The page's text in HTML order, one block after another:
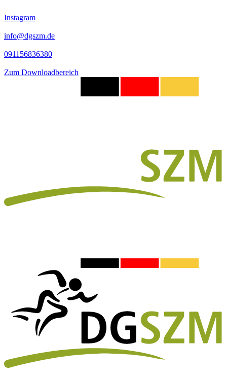
Instagram
info@dgszm.de
091156836380
Zum Downloadbereich